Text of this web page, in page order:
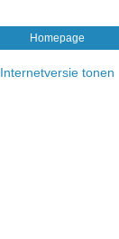
Homepage
Internetversie tonen